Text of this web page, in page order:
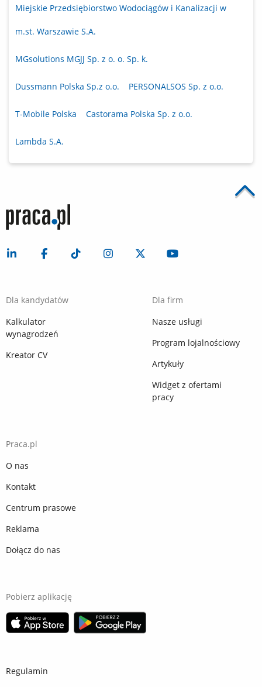
Miejskie Przedsiębiorstwo Wodociągów i Kanalizacji w
m.st. Warszawie S.A.
MGsolutions MGJJ Sp. z o. o. Sp. k.
Dussmann Polska Sp.z o.o. PERSONALSOS Sp. z o.o.
T-Mobile Polska Castorama Polska Sp. z o.o.
Lambda S.A.
Dla kandydatów
Kalkulator
wynagrodzeń
Kreator CV
Dla firm
Nasze usługi
Program lojalnościowy
Artykuły
Widget z ofertami
pracy
Praca.pl
O nas
Kontakt
Centrum prasowe
Reklama
Dołącz do nas
Pobierz aplikację
Regulamin